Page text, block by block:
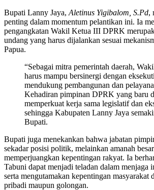
Bupati Lanny Jaya, Aletinus Yigibalom, S.Pd,
penting dalam momentum pelantikan ini. Ia
pengangkatan Wakil Ketua III DPRK
undang yang harus dijalankan sesuai
Papua.
“Sebagai mitra pemerintah daerah,
harus mampu bersinergi dengan
mendukung pembangunan dan
Kehadiran pimpinan DPRK yang baru
memperkuat kerja sama legislatif dan
sehingga Kabupaten Lanny Jaya
Bupati.
Bupati juga menekankan bahwa jabatan
sekadar posisi politik, melainkan amanah
memperjuangkan kepentingan rakyat. Ia
Tabuni dapat menjadi teladan dalam menjaga
serta mengutamakan kepentingan masyarakat
pribadi maupun golongan.